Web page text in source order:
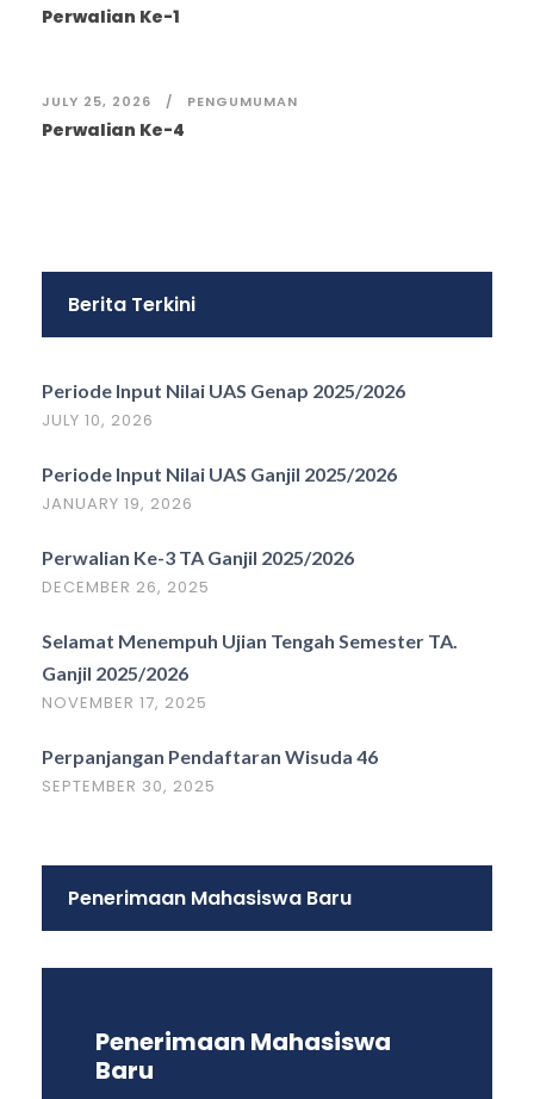
Perwalian Ke-1
JULY 25, 2026 PENGUMUMAN
Perwalian Ke-4
Berita Terkini
Periode Input Nilai UAS Genap 2025/2026
JULY 10, 2026
Periode Input Nilai UAS Ganjil 2025/2026
JANUARY 19, 2026
Perwalian Ke-3 TA Ganjil 2025/2026
DECEMBER 26, 2025
Selamat Menempuh Ujian Tengah Semester TA.
Ganjil 2025/2026
NOVEMBER 17, 2025
Perpanjangan Pendaftaran Wisuda 46
SEPTEMBER 30, 2025
Penerimaan Mahasiswa Baru
Penerimaan Mahasiswa
Baru